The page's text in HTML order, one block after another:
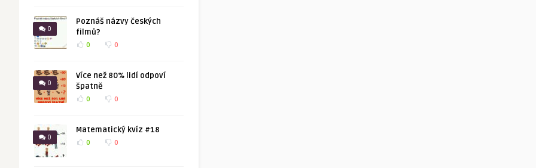
0
Poznáš názvy českých
filmů?
0 0
0
Více než 80% lidí odpoví
špatně
0 0
0
Matematický kvíz #18
0 0